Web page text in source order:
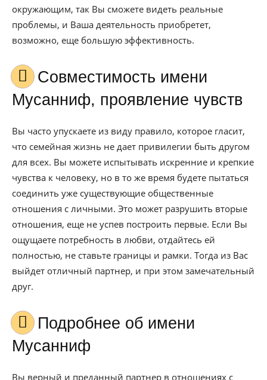
окружающим, так Вы сможете видеть реальные
проблемы, и Ваша деятельность приобретет,
возможно, еще большую эффективность.
Совместимость имени
Мусанниф, проявление чувств
Вы часто упускаете из виду правило, которое гласит,
что семейная жизнь не дает привилегии быть другом
для всех. Вы можете испытывать искренние и крепкие
чувства к человеку, но в то же время будете пытаться
соединить уже существующие общественные
отношения с личными. Это может разрушить вторые
отношения, еще не успев построить первые. Если Вы
ощущаете потребность в любви, отдайтесь ей
полностью, не ставьте границы и рамки. Тогда из Вас
выйдет отличный партнер, и при этом замечательный
друг.
Подробнее об имени
Мусанниф
Вы верный и преданный партнер в отношениях с